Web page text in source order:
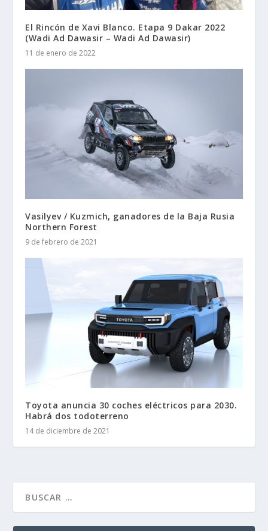
El Rincón de Xavi Blanco. Etapa 9 Dakar 2022
(Wadi Ad Dawasir – Wadi Ad Dawasir)
11 de enero de 2022
Vasilyev / Kuzmich, ganadores de la Baja Rusia
Northern Forest
9 de febrero de 2021
Toyota anuncia 30 coches eléctricos para 2030.
Habrá dos todoterreno
14 de diciembre de 2021